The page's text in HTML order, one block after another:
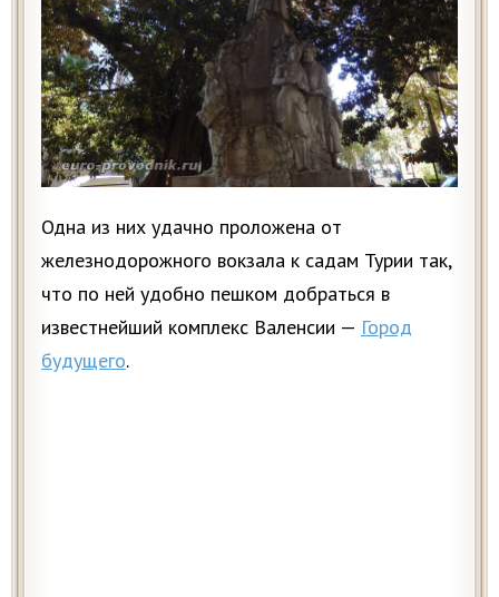
Одна из них удачно проложена от
железнодорожного вокзала к садам Турии так,
что по ней удобно пешком добраться в
известнейший комплекс Валенсии — Город
будущего.